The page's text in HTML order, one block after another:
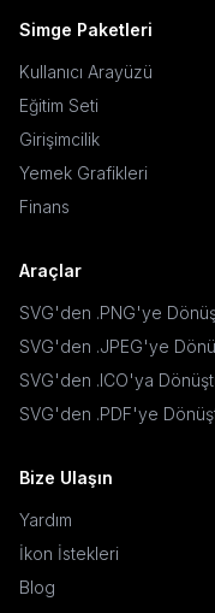
Simge Paketleri
Kullanıcı Arayüzü
Eğitim Seti
Girişimcilik
Yemek Grafikleri
Finans
Araçlar
SVG'den .PNG'ye
SVG'den .JPEG'ye
SVG'den .ICO'ya
SVG'den .PDF'ye
Bize Ulaşın
Yardım
İkon İstekleri
Blog